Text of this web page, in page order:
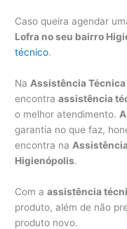
Caso queira agendar
Lofra no seu bairro
técnico.
Na Assistência
encontraassistência
o melhor atendimento.
garantia no que faz,
encontra na
Higienópolis.
Com aassistência
produto, além de não
produto novo.